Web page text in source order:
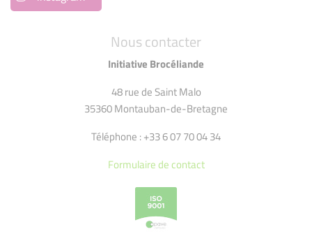
Nous contacter
Initiative Brocéliande
48 rue de Saint Malo
35360 Montauban-de-Bretagne
Téléphone : +33 6 07 70 04 34
Formulaire de contact